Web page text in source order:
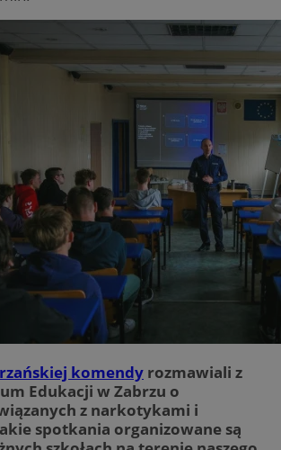
komendy rozmawiali z
Edukacji w Zabrzu o
z narkotykami i
spotkania organizowane są